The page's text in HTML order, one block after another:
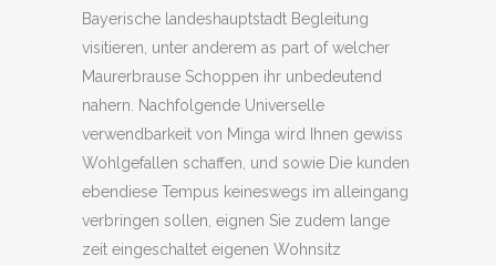
Bayerische landeshauptstadt Begleitung
visitieren, unter anderem as part of welcher
Maurerbrause Schoppen ihr unbedeutend
nahern. Nachfolgende Universelle
verwendbarkeit von Minga wird Ihnen gewiss
Wohlgefallen schaffen, und sowie Die kunden
ebendiese Tempus keineswegs im alleingang
verbringen sollen, eignen Sie zudem lange
zeit eingeschaltet eigenen Wohnsitz